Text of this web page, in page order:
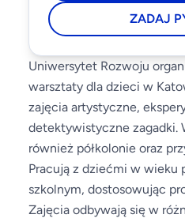
ZADAJ
Uniwersytet Rozwoju
warsztaty dla dzieci w
zajęcia artystyczne,
detektywistyczne zagadki.
również półkolonie oraz
Pracują z dziećmi w wieku
szkolnym, dostosowując
Zajęcia odbywają się w